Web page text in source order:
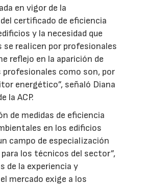
en vigor de la
certificado de eficiencia
y la necesidad que
realicen por profesionales
reflejo en la aparición de
profesionales como son, por
energético”, señaló Diana
la ACP.
de medidas de eficiencia
en los edificios
campo de especialización
los técnicos del sector”,
de la experiencia y
mercado exige a los